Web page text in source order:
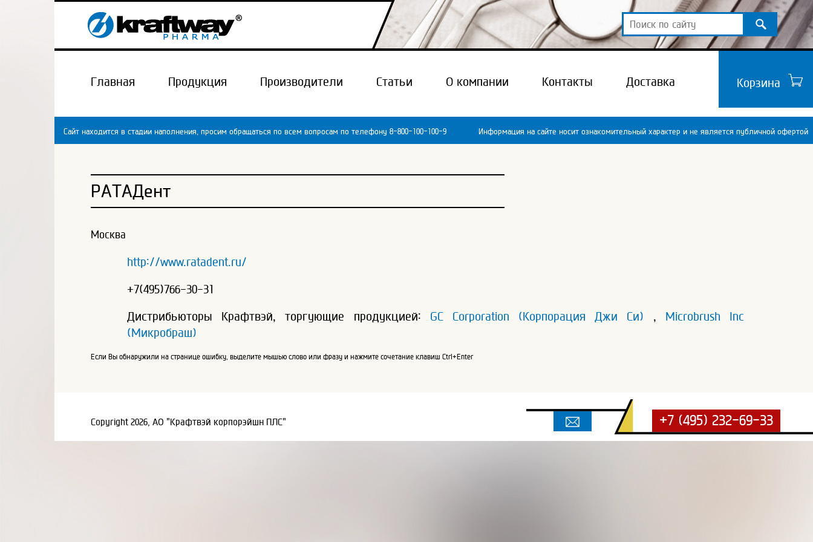
Главная Продукция Производители Статьи О компании Контакты Доставка Корзина
Сайт находится в стадии наполнения, просим обращаться по всем вопросам по телефону 8-800-100-100-9 Информация на сайте носит ознакомительный характер и не является публичной офертой
РАТАДент
Москва
http://www.ratadent.ru/
+7(495)766-30-31
Дистрибьюторы Крафтвэй, торгующие продукцией: GC Corporation (Корпорация Джи Си) , Microbrush Inc
(Микробраш)
Если Вы обнаружили на странице ошибку, выделите мышью слово или фразу и нажмите сочетание клавиш Ctrl+Enter
Copyright 2026, АО "Крафтвэй корпорэйшн ПЛС" +7 (495) 232-69-33